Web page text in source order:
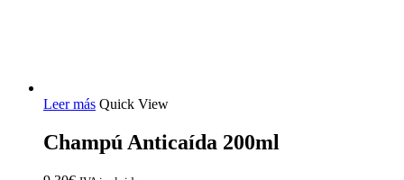
Leer más Quick View
Champú Anticaída 200ml